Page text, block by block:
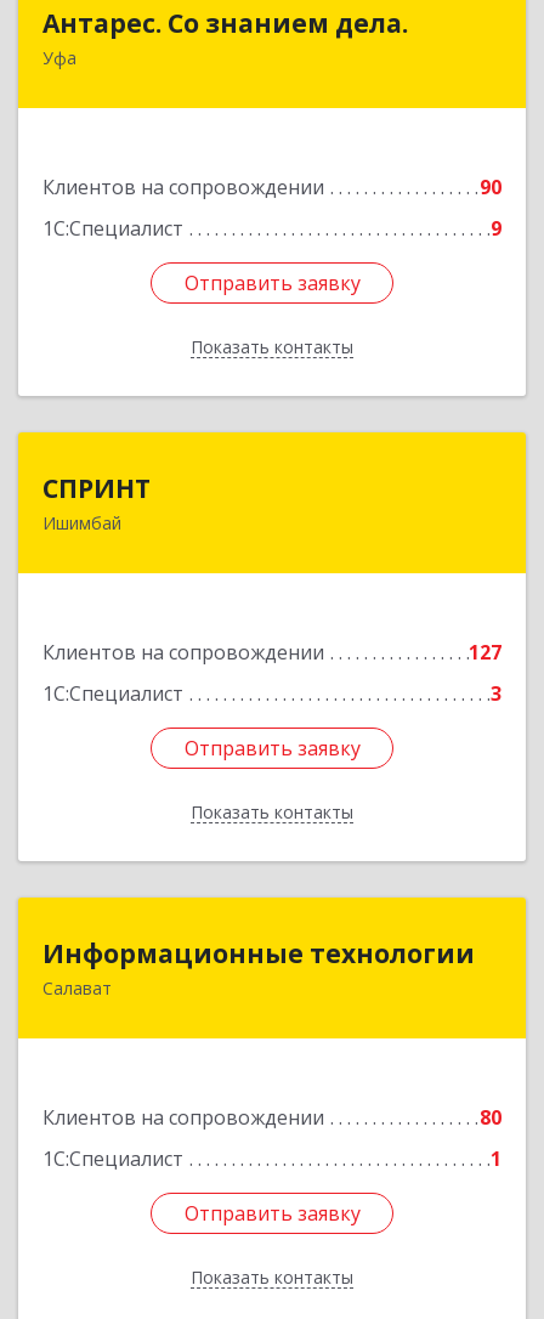
Антарес. Со знанием дела.
Уфа
Клиентов на сопровождении
90
1С:Специалист
9
Отправить заявку
Показать контакты
Отправить заявку
Назад
СПРИНТ
Ишимбай
Клиентов на сопровождении
127
1С:Специалист
3
Отправить заявку
Показать контакты
453201, Башкортостан Респ, Ишимбайский р-н,
Отправить заявку
Назад
Информационные технологии
Салават
Клиентов на сопровождении
80
1С:Специалист
1
Отправить заявку
Показать контакты
Информационные технологии
Отправить заявку
Назад